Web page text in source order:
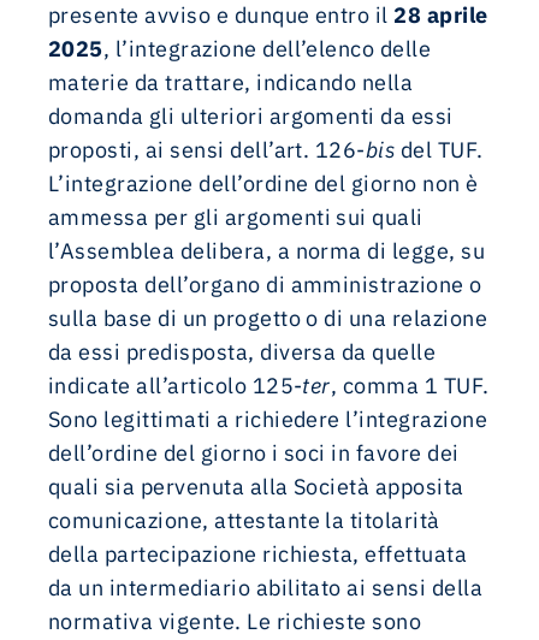
presente avviso e dunque entro il 28 aprile
2025, l’integrazione dell’elenco delle
materie da trattare, indicando nella
domanda gli ulteriori argomenti da essi
proposti, ai sensi dell’art. 126-bis del TUF.
L’integrazione dell’ordine del giorno non è
ammessa per gli argomenti sui quali
l’Assemblea delibera, a norma di legge, su
proposta dell’organo di amministrazione o
sulla base di un progetto o di una relazione
da essi predisposta, diversa da quelle
indicate all’articolo 125-ter, comma 1 TUF.
Sono legittimati a richiedere l’integrazione
dell’ordine del giorno i soci in favore dei
quali sia pervenuta alla Società apposita
comunicazione, attestante la titolarità
della partecipazione richiesta, effettuata
da un intermediario abilitato ai sensi della
normativa vigente. Le richieste sono